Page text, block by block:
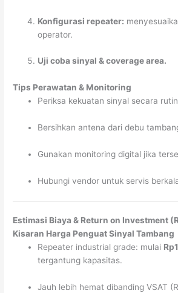
Konfigurasi repeater:
operator.
Uji coba sinyal & coverage area.
Tips Perawatan & Monitoring
Periksa kekuatan sinyal secara
Bersihkan antena dari debu
Gunakan monitoring digital jika
Hubungi vendor untuk servis
Estimasi Biaya & Return on Investment
Kisaran Harga Penguat Sinyal Tambang
Repeater industrial grade: mulai
tergantung kapasitas.
Jauh lebih hemat dibanding VSAT